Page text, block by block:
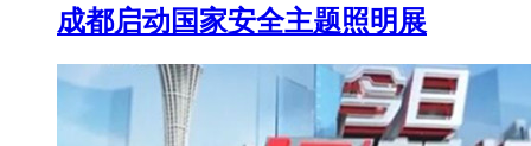
成都启动国家安全主题照明展